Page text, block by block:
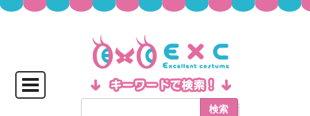
検索